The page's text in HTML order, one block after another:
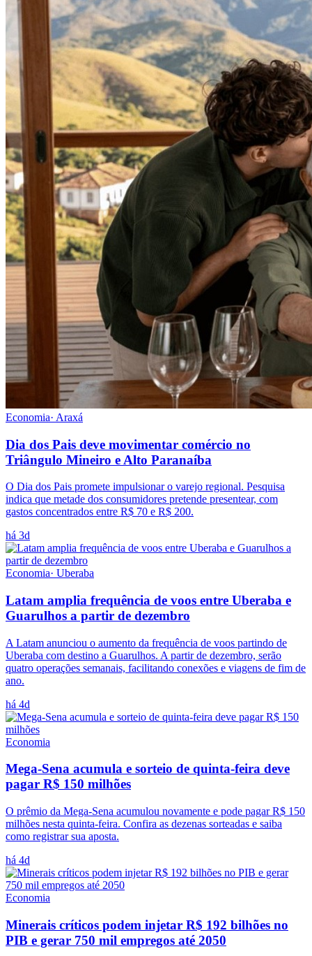
Economia· Araxá
Dia dos Pais deve movimentar comércio no
Triângulo Mineiro e Alto Paranaíba
O Dia dos Pais promete impulsionar o varejo regional. Pesquisa
indica que metade dos consumidores pretende presentear, com
gastos concentrados entre R$ 70 e R$ 200.
há 3d
Economia· Uberaba
Latam amplia frequência de voos entre Uberaba e
Guarulhos a partir de dezembro
A Latam anunciou o aumento da frequência de voos partindo de
Uberaba com destino a Guarulhos. A partir de dezembro, serão
quatro operações semanais, facilitando conexões e viagens de fim de
ano.
há 4d
Economia
Mega-Sena acumula e sorteio de quinta-feira deve
pagar R$ 150 milhões
O prêmio da Mega-Sena acumulou novamente e pode pagar R$ 150
milhões nesta quinta-feira. Confira as dezenas sorteadas e saiba
como registrar sua aposta.
há 4d
Economia
Minerais críticos podem injetar R$ 192 bilhões no
PIB e gerar 750 mil empregos até 2050